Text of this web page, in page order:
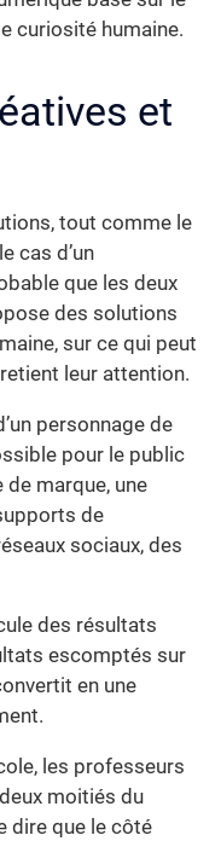
curiosité humaine.
et
tout comme le
cas d’un
que les deux
des solutions
sur ce qui peut
leur attention.
personnage de
pour le public
de marque, une
de
sociaux, des
des résultats
escomptés sur
en une
les professeurs
moitiés du
dire que le côté